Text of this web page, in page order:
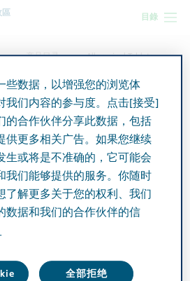
目錄
區
产品目录
Allopurinol Tablets
Tablets 100mg
些数据，以增强您的浏览体
我们内容的参与度。点击[接受]
的合作伙伴分享此数据，包括
供更多相关广告。如果您继续
生或将是不准确的，它可能会
我们能够提供的服务。你随时
了解更多关于您的权利、我们
数据和我们的合作伙伴的信
全部拒绝